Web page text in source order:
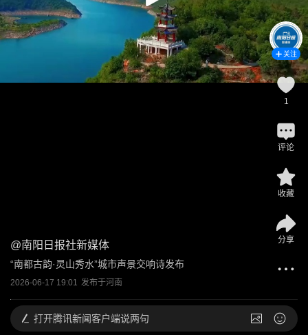
@南阳日报社新媒体
“南都古韵·灵山秀水”城市声景交响诗发布
2026-06-17 19:01 发布于河南
关注
1
评论
收藏
分享
打开腾讯新闻客户端说两句